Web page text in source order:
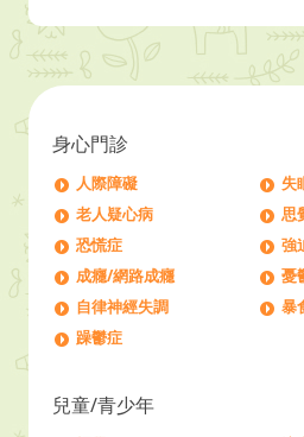
身心門診
人際障礙
失
老人疑心病
思
恐慌症
強
成癮/網路成癮
憂
自律神經失調
暴
躁鬱症
兒童/青少年